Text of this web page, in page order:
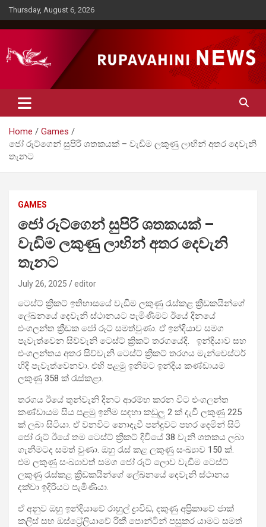
Skip
to
content
Thursday, August 6, 2026
Rupavahini News
Home
Games
ජෝ රූට්ගෙන් සුපිරි ශතකයක් – වැඩිම ලකුණු ලාභින් අතර දෙවැනි
තැනට
GAMES
ජෝ රූට්ගෙන් සුපිරි ශතකයක් –
වැඩිම ලකුණු ලාභින් අතර දෙවැනි
තැනට
July 26, 2025 editor
ටෙස්ට් ක්‍රිකට් ඉතිහාසයේ වැඩිම ලකුණු රැස්කළ ක්‍රීඩකයින්ගේ
ලේඛනයේ දෙවැනි ස්ථානයට පැමිණීමට ඊයේ දිනයේ
එංගලන්ත ක්‍රීඩක ජෝ රූට් සමත්වුණා. ඒ ඉන්දියාව සමග
පැවැත්වෙන සිව්වැනි ටෙස්ට් ක්‍රිකට් තරගයේදි. ඉන්දියාව සහ
එංගලන්තය අතර සිව්වැනි ටෙස්ට් ක්‍රිකට් තරගය මැන්චෙස්ටර්
හිදි පැවැත්වෙනවා. එහි පළමු ඉනිමට ඉන්දිය කණ්ඩායම
ලකුණු 358 ක් රැස්කළා.
තරගය ඊයේ තුන්වැනි දිනට ආරම්භ කරන විට එංගලන්ත
කණ්ඩායම සිය පළමු ඉනිම සඳහා කඩුලු 2 ක් දැවී ලකුණු 225
ක් ලබා සිටියා. ඒ වනවිට නොදැවී පන්දුවට පහර දෙමින් සිටි
ජෝ රූට් ඊයේ තම ටෙස්ට් ක්‍රිකට් දිවියේ 38 වැනි ශතකය ලබා
ගැනීමටද සමත් වුණා. ඔහු රැස් කළ ලකුණු සංඛ්‍යාව 150 ක්.
එම ලකුණු සංඛ්‍යාවත් සමග ජෝ රූට් ලොව වැඩිම ටෙස්ට්
ලකුණු රැස්කළ ක්‍රීඩකයින්ගේ ලේඛනයේ දෙවැනි ස්ථානය
දක්වා ඉදිරියට පැමිණියා.
ඒ අනුව ඔහු ඉන්දියාවේ රාහුල් ද්‍රාවිඩ්, දකුණු අප්‍රිකාවේ ‍ජාක්
කලීස් සහ ඔස්ට්‍රේලියාවේ රිකී පොන්ටින් පසුකර යාමට සමත්